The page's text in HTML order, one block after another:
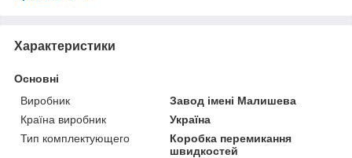
Характеристики
Основні
Виробник
Завод імені Малишева
Країна виробник
Україна
Тип комплектующего
Коробка перемикання
швидкостей